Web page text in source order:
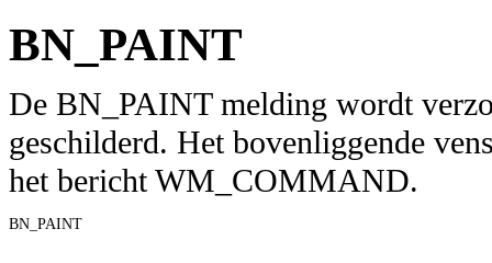
BN_PAINT
De BN_PAINT melding wordt
geschilderd. Het bovenliggende
het bericht WM_COMMAND.
BN_PAINT